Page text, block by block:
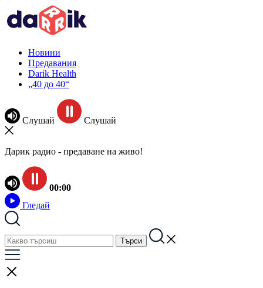
Новини
Предавания
Darik Health
„40 до 40“
Слушай Слушай
Дарик радио - предаване на живо!
00:00
Гледай